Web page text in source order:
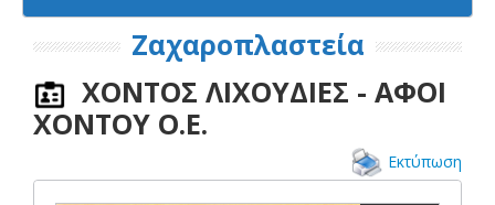
Ζαχαροπλαστεία
ΧΟΝΤΟΣ ΛΙΧΟΥΔΙΕΣ - ΑΦΟΙ
ΧΟΝΤΟΥ Ο.Ε.
Εκτύπωση